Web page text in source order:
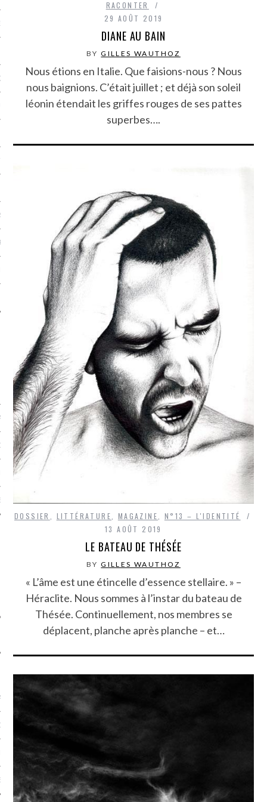
EN VOD
CARAVELLE
PODCAST
CARAVELLE
CARAVELLE
PODCAST
RACONTER
29 AOÛT 2019
DIANE AU BAIN
BYGILLES WAUTHOZ
Nous étions en Italie. Que faisions-nous ? Nous
nous baignions. C’était juillet ; et déjà son soleil
léonin étendait les griffes rouges de ses pattes
superbes….
DOSSIER LITTÉRATURE MAGAZINE
N°13 – L'IDENTITÉ
13 AOÛT 2019
LE BATEAU DE THÉSÉE
BYGILLES WAUTHOZ
« L’âme est une étincelle d’essence stellaire. » –
Héraclite. Nous sommes à l’instar du bateau de
Thésée. Continuellement, nos membres se
déplacent, planche après planche – et…